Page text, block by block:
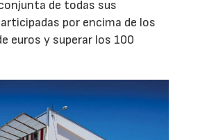
de todas sus
por encima de los
euros y superar los 100